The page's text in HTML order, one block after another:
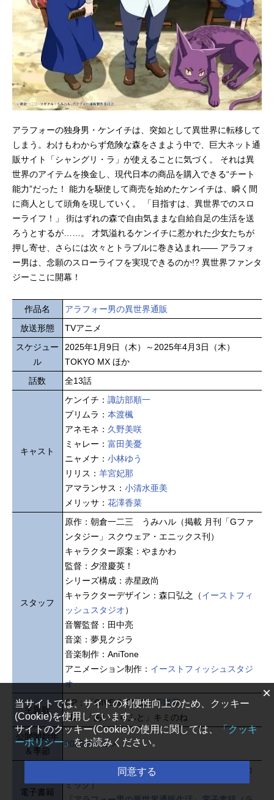
孝宏富田美憂岩本蓮加大塚明夫石川
由依戸谷菊之介若山詩音石田彰平野
綾青木遥スタッフ原作：知念実希人
キャラクター原案：いとうのいぢ監
督：いわたかずやシリーズ構成・脚
本：杉...
アラフォーの独身男・ケンイチは、突如として異世界に転移して
しまう。わけもわからず危険な森をさまよう中で、巨大ネット通
販サイト「シャングリ・ラ」が使えることに気づく。 それは異
世界のアイテムを換金し、現代日本の商品を購入できる“チート
能力”だった！ 能力を駆使して商売を始めたケンイチは、瞬く間
に商人として頭角を現していく。 「目指すは、異世界でのスロ
ーライフ！」 街はずれの森で自由気ままな自給自⾜の生活を送
ろうとするが……。 才気溢れるケンイチに惹かれた少女たちが
押し寄せ、さらには次々とトラブルに巻き込まれ―― アラフォ
ー男は、念願のスローライフを実現できるのか!? 異世界ファンタ
ジーここに開幕！
作品名
アラフォー男の異世界通販
放送形態
TVアニメ
スケジュー
ル
2025年1月9日（木）～2025年4月3日（木）
TOKYO MX ほか
話数
全13話
キャスト
ケンイチ： 諏訪部順一
プリムラ： 本渡楓
アネモネ： 久野美咲
ミャレー： 富田美憂
ニャメナ： 小林ゆう
リリス： 羊宮妃那
アマランサス： 小清水亜美
メリッサ： 花澤香菜
スタッフ
原作：朝倉一二三 うみハル（掲載 月刊「Gファ
ンタジー」スクウェア・エニックス刊）
キャラクター原案：やまかわ
監督：夕澄慶英！
シリーズ構成：赤星政尚
キャラクターデザイン：森口弘之（イーストフィ
ッシュスタジオ）
音響監督：田中亮
音楽：夢見クジラ
音楽制作：AniTone
アニメーション制作： イーストフィッシュスタジ
オ
主題歌
OP：「GIVE & TAKE」亜咲花
ED：「あいくらふと」キミのね
公開開始年
＆季節
2025冬アニメ
電子書籍
『アラフォー男の異世界通販生活』電子書籍（コ
ミック）
×
当サイトでは、サイトの利便性向上のため、クッキー
(Cookie)を使用しています。
サイトのクッキー(Cookie)の使用に関しては、「クッキ
ーポリシー」をお読みください。
同意する